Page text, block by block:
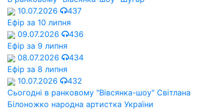
10.07.2026
437
Ефір за 10 липня
09.07.2026
436
Ефір за 9 липня
08.07.2026
434
Ефір за 8 липня
10.07.2026
432
Сьогодні в ранковому "Вівсянка-шоу" Cвітлана
Білоножко народна артистка України